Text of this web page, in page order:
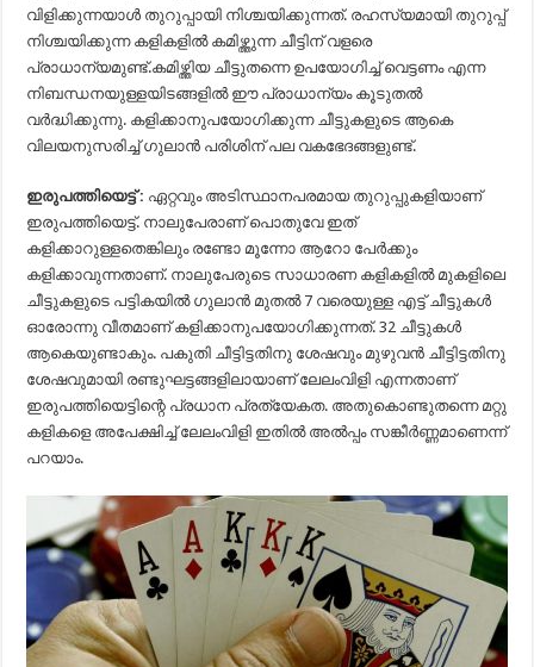
വിളിക്കുന്നയാൾ തുറുപ്പായി നിശ്ചയിക്കുന്നത്. രഹസ്യമായി തുറുപ്പ്
നിശ്ചയിക്കുന്ന കളികളിൽ കമിഴ്ത്തുന്ന ചീട്ടിന് വളരെ
പ്രാധാന്യമുണ്ട്.കമിഴ്ത്തിയ ചീട്ടുതന്നെ ഉപയോഗിച്ച് വെട്ടണം എന്ന
നിബന്ധനയുള്ളയിടങ്ങളിൽ ഈ പ്രാധാന്യം കൂടുതൽ
വർദ്ധിക്കുന്നു. കളിക്കാനുപയോഗിക്കുന്ന ചീട്ടുകളുടെ ആകെ
വിലയനുസരിച്ച് ഗുലാൻ പരിശിന് പല വകഭേദങ്ങളുണ്ട്.
ഇരുപത്തിയെട്ട് : ഏറ്റവും അടിസ്ഥാനപരമായ തുറുപ്പുകളിയാണ്
ഇരുപത്തിയെട്ട്. നാലുപേരാണ് പൊതുവേ ഇത്
കളിക്കാറുള്ളതെങ്കിലും രണ്ടോ മൂന്നോ ആറോ പേർക്കും
കളിക്കാവുന്നതാണ്. നാലുപേരുടെ സാധാരണ കളികളിൽ മുകളിലെ
ചീട്ടുകളുടെ പട്ടികയിൽ ഗുലാൻ മുതൽ 7 വരെയുള്ള എട്ട് ചീട്ടുകൾ
ഓരോന്നു വീതമാണ് കളിക്കാനുപയോഗിക്കുന്നത്. 32 ചീട്ടുകൾ
ആകെയുണ്ടാകും. പകുതി ചീട്ടിട്ടതിനു ശേഷവും മുഴുവൻ ചീട്ടിട്ടതിനു
ശേഷവുമായി രണ്ടുഘട്ടങ്ങളിലായാണ് ലേലംവിളി എന്നതാണ്
ഇരുപത്തിയെട്ടിന്റെ പ്രധാന പ്രത്യേകത. അതുകൊണ്ടുതന്നെ മറ്റു
കളികളെ അപേക്ഷിച്ച് ലേലംവിളി ഇതിൽ അൽപ്പം സങ്കീർണ്ണമാണെന്ന്
പറയാം.